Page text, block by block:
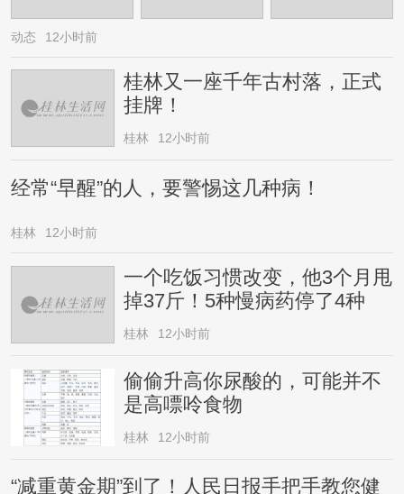
动态 12小时前
桂林又一座千年古村落，正式
挂牌！
桂林 12小时前
经常“早醒”的人，要警惕这几种病！
桂林 12小时前
一个吃饭习惯改变，他3个月甩
掉37斤！5种慢病药停了4种
桂林 12小时前
偷偷升高你尿酸的，可能并不
是高嘌呤食物
桂林 12小时前
“减重黄金期”到了！人民日报手把手教您健